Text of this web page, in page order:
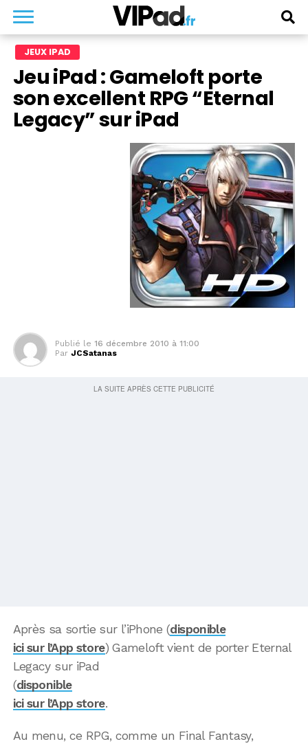
JEUX IPAD
Jeu iPad : Gameloft porte
son excellent RPG “Eternal
Legacy” sur iPad
Publié le 16 décembre 2010 à 11:00
Par JCSatanas
Après sa sortie sur l’iPhone (disponible
ici sur l’App store) Gameloft vient de porter Eternal
Legacy sur iPad
(disponible
ici sur l’App store.
Au menu, ce RPG, comme un Final Fantasy,